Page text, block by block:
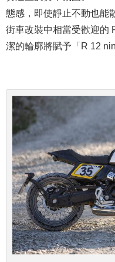
態感，即使靜止不動也能
街車改裝中相當受歡迎的
潔的輪廓將賦予「R 12